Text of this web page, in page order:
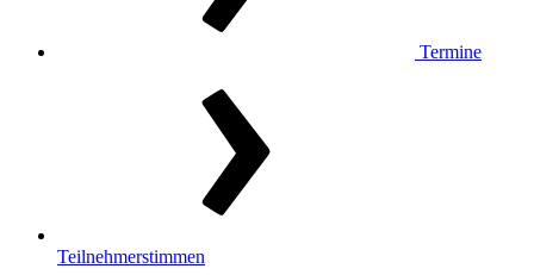
Termine
Teilnehmerstimmen